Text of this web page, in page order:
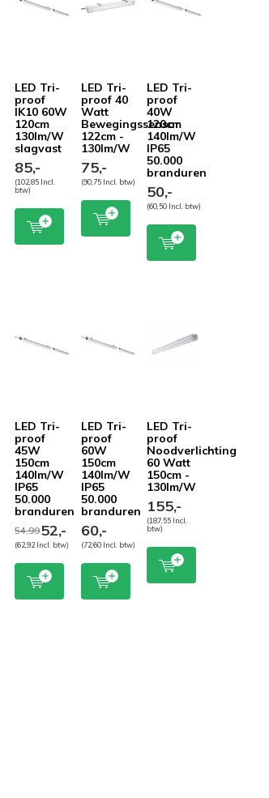
LED Tri-
proof
IK10 60W
120cm
130lm/W
slagvast
85,-
(102,85 Incl.
btw)
LED Tri-
proof 40
Watt
Bewegingssensor
122cm -
130lm/W
75,-
(90,75 Incl. btw)
LED Tri-
proof
40W
120cm
140lm/W
IP65
50.000
branduren
50,-
(60,50 Incl. btw)
LED Tri-
proof
45W
150cm
140lm/W
IP65
50.000
branduren
54,9952,-
(62,92 Incl. btw)
LED Tri-
proof
60W
150cm
140lm/W
IP65
50.000
branduren
60,-
(72,60 Incl. btw)
LED Tri-
proof
Noodverlichting
60 Watt
150cm -
130lm/W
155,-
(187,55 Incl.
btw)